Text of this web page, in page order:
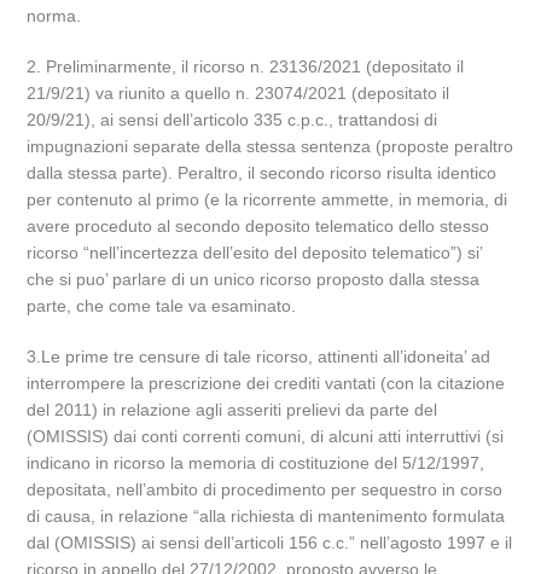
norma.
2. Preliminarmente, il ricorso n. 23136/2021 (depositato il
21/9/21) va riunito a quello n. 23074/2021 (depositato il
20/9/21), ai sensi dell’articolo 335 c.p.c., trattandosi di
impugnazioni separate della stessa sentenza (proposte peraltro
dalla stessa parte). Peraltro, il secondo ricorso risulta identico
per contenuto al primo (e la ricorrente ammette, in memoria, di
avere proceduto al secondo deposito telematico dello stesso
ricorso “nell’incertezza dell’esito del deposito telematico”) si’
che si puo’ parlare di un unico ricorso proposto dalla stessa
parte, che come tale va esaminato.
3.Le prime tre censure di tale ricorso, attinenti all’idoneita’ ad
interrompere la prescrizione dei crediti vantati (con la citazione
del 2011) in relazione agli asseriti prelievi da parte del
(OMISSIS) dai conti correnti comuni, di alcuni atti interruttivi (si
indicano in ricorso la memoria di costituzione del 5/12/1997,
depositata, nell’ambito di procedimento per sequestro in corso
di causa, in relazione “alla richiesta di mantenimento formulata
dal (OMISSIS) ai sensi dell’articoli 156 c.c.” nell’agosto 1997 e il
ricorso in appello del 27/12/2002, proposto avverso le